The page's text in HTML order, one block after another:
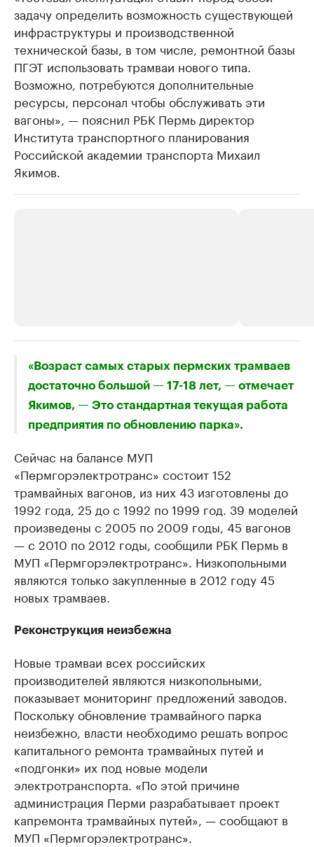
задачу определить возможность существующей
инфраструктуры и производственной
технической базы, в том числе, ремонтной базы
ПГЭТ использовать трамваи нового типа.
Возможно, потребуются дополнительные
ресурсы, персонал чтобы обслуживать эти
вагоны», — пояснил РБК Пермь директор
Института транспортного планирования
Российской академии транспорта Михаил
Якимов.
Крупнейшие производители и
продавцы медийной продукции
Ознакомьтесь с информацией в каталоге
Страховые
«Возраст самых старых пермских трамваев
достаточно большой — 17-18 лет, — отмечает
Якимов, — Это стандартная текущая работа
предприятия по обновлению парка».
Сейчас на балансе МУП
«Пермгорэлектротранс» состоит 152
трамвайных вагонов, из них 43 изготовлены до
1992 года, 25 до с 1992 по 1999 год. 39 моделей
произведены с 2005 по 2009 годы, 45 вагонов
— с 2010 по 2012 годы, сообщили РБК Пермь в
МУП «Пермгорэлектротранс». Низкопольными
являются только закупленные в 2012 году 45
новых трамваев.
Реконструкция неизбежна
Новые трамваи всех российских
производителей являются низкопольными,
показывает мониторинг предложений заводов.
Поскольку обновление трамвайного парка
неизбежно, власти необходимо решать вопрос
капитального ремонта трамвайных путей и
«подгонки» их под новые модели
электротранспорта. «По этой причине
администрация Перми разрабатывает проект
капремонта трамвайных путей», — сообщают в
МУП «Пермгорэлектротранс».